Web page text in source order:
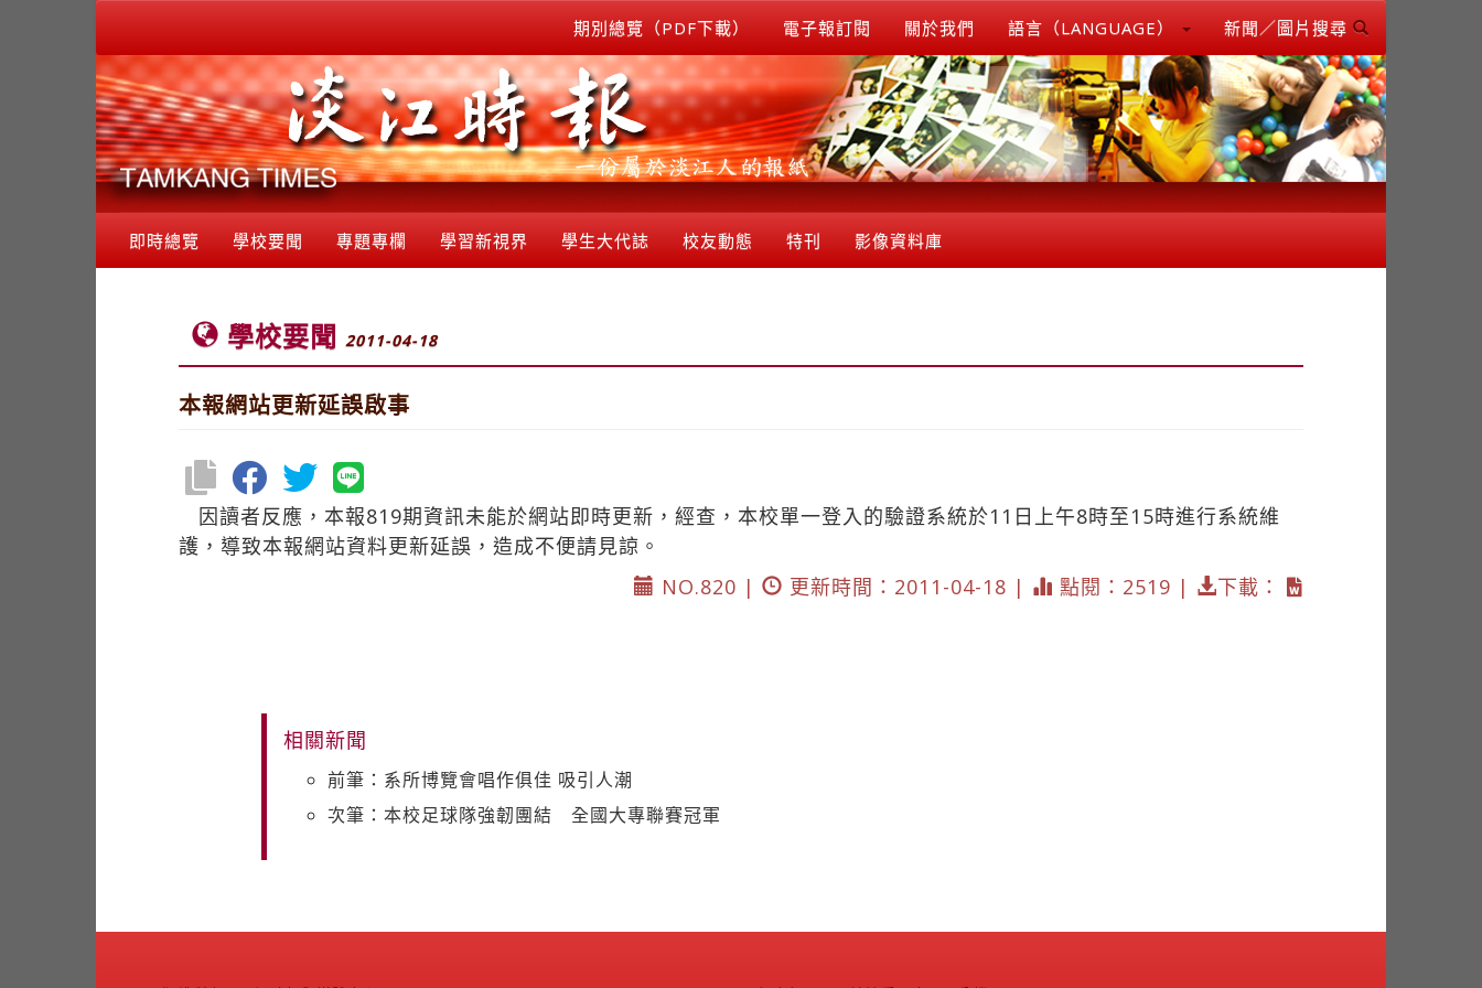
期別總覽（PDF下載） 電子報訂閱 關於我們 語言（LANGUAGE） 新聞／圖片搜尋
即時總覽 學校要聞 專題專欄 學習新視界 學生大代誌 校友動態 特刊 影像資料庫
學校要聞 2011-04-18
本報網站更新延誤啟事
因讀者反應，本報819期資訊未能於網站即時更新，經查，本校單一登入的驗證系統於11日上午8時至15時進行系統維
護，導致本報網站資料更新延誤，造成不便請見諒。
NO.820 |
更新時間：2011-04-18 | 點閱：2519 | 下載：
相關新聞
前筆：系所博覽會唱作俱佳 吸引人潮
次筆：本校足球隊強韌團結 全國大專聯賽冠軍